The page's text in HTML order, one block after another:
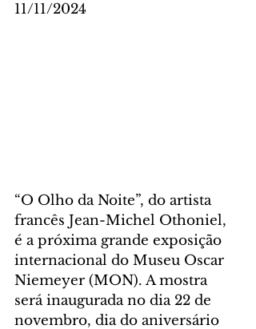
11/11/2024
“O Olho da Noite”, do artista
francês Jean-Michel Othoniel,
é a próxima grande exposição
internacional do Museu Oscar
Niemeyer (MON). A mostra
será inaugurada no dia 22 de
novembro, dia do aniversário